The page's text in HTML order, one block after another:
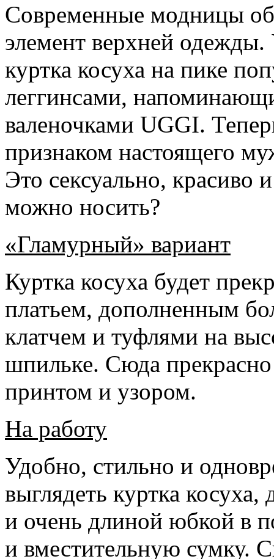
Современные модницы
элемент верхней одежды.
куртка косуха на пике
леггинсами,
валеночками UGGI.
признаком настоящего
Это сексуально, красиво
можно носить?
«Гламурный» вариант
Куртка косуха будет
платьем, дополненным
клатчем и туфлями на
шпильке. Сюда
принтом и узором.
На работу
Удобно, стильно и
выглядеть куртка
и очень длиной юбкой в
и вместительную сумку.